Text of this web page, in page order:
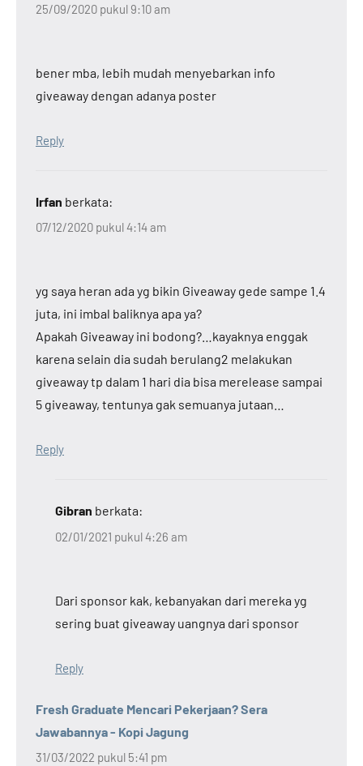
25/09/2020 pukul 9:10 am
bener mba, lebih mudah menyebarkan info
giveaway dengan adanya poster
Reply
Irfan berkata:
07/12/2020 pukul 4:14 am
yg saya heran ada yg bikin Giveaway gede sampe 1.4
juta, ini imbal baliknya apa ya?
Apakah Giveaway ini bodong?…kayaknya enggak
karena selain dia sudah berulang2 melakukan
giveaway tp dalam 1 hari dia bisa merelease sampai
5 giveaway, tentunya gak semuanya jutaan…
Reply
Gibran berkata:
02/01/2021 pukul 4:26 am
Dari sponsor kak, kebanyakan dari mereka yg
sering buat giveaway uangnya dari sponsor
Reply
Fresh Graduate Mencari Pekerjaan? Sera
Jawabannya - Kopi Jagung
31/03/2022 pukul 5:41 pm